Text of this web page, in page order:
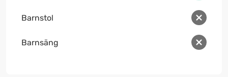
Barnstol
Barnsäng